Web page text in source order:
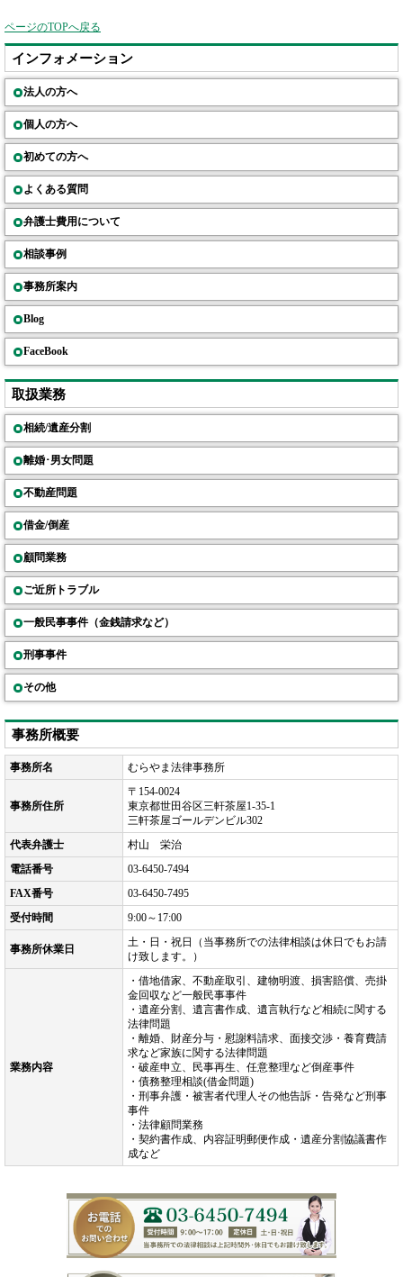
ページのTOPへ戻る
インフォメーション
法人の方へ
個人の方へ
初めての方へ
よくある質問
弁護士費用について
相談事例
事務所案内
Blog
FaceBook
取扱業務
相続/遺産分割
離婚･男女問題
不動産問題
借金/倒産
顧問業務
ご近所トラブル
一般民事事件（金銭請求など）
刑事事件
その他
事務所概要
事務所名 むらやま法律事務所
事務所住所
〒154-0024
東京都世田谷区三軒茶屋1-35-1
三軒茶屋ゴールデンビル302
代表弁護士
村山 栄治
電話番号
03-6450-7494
FAX番号
03-6450-7495
受付時間
9:00～17:00
事務所休業日
土・日・祝日（当事務所での法律相談は休日でもお請
け致します。）
業務内容
・借地借家、不動産取引、建物明渡、損害賠償、売掛
金回収など一般民事事件
・遺産分割、遺言書作成、遺言執行など相続に関する
法律問題
・離婚、財産分与・慰謝料請求、面接交渉・養育費請
求など家族に関する法律問題
・破産申立、民事再生、任意整理など倒産事件
・債務整理相談(借金問題)
・刑事弁護・被害者代理人その他告訴・告発など刑事
事件
・法律顧問業務
・契約書作成、内容証明郵便作成・遺産分割協議書作
成など